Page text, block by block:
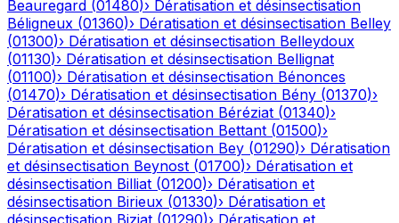
Beauregard (01480)› Dératisation et désinsectisation
Béligneux (01360)› Dératisation et désinsectisation Belley
(01300)› Dératisation et désinsectisation Belleydoux
(01130)› Dératisation et désinsectisation Bellignat
(01100)› Dératisation et désinsectisation Bénonces
(01470)› Dératisation et désinsectisation Bény (01370)›
Dératisation et désinsectisation Béréziat (01340)›
Dératisation et désinsectisation Bettant (01500)›
Dératisation et désinsectisation Bey (01290)› Dératisation
et désinsectisation Beynost (01700)› Dératisation et
désinsectisation Billiat (01200)› Dératisation et
désinsectisation Birieux (01330)› Dératisation et